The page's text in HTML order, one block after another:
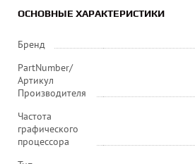
ОСНОВНЫЕ ХАРАКТЕРИСТИКИ
Бренд
PartNumber/
Артикул
Производителя
Частота
графического
процессора